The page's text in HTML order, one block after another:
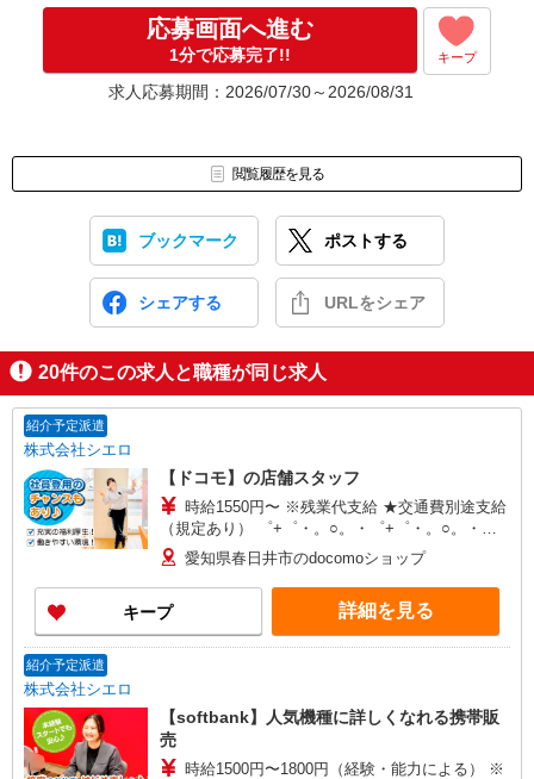
応募画面へ進む
1分で応募完了!! キープ
求人応募期間：2026/07/30～2026/08/31
閲覧履歴を見る
ブックマーク ポストする
シェアする URLをシェア
20件のこの求人と職種が同じ求人
紹介予定派遣
株式会社シエロ
【ドコモ】の店舗スタッフ
時給1550円〜 ※残業代支給 ★交通費別途支給
（規定あり） ゜+゜・。○。・゜+゜・。○。・゜
+゜ 入社祝い金10万円支給(規定有) お友達を紹介
頂くと, インセンティブ支給(規定有) ★月2回払
い・週払い可能（規程有）★ ゜・。○。・゜
+゜・。○。・゜+゜
愛知県春日井市のdocomoショップ
キープ 詳細を見る
紹介予定派遣
株式会社シエロ
【softbank】人気機種に詳しくなれる携帯販
売
時給1500円〜1800円（経験・能力による） ※